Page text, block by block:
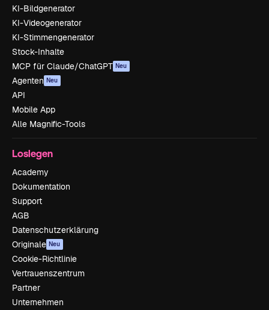
KI-Bildgenerator
KI-Videogenerator
KI-Stimmengenerator
Stock-Inhalte
MCP für Claude/ChatGPT Neu
Agenten Neu
API
Mobile App
Alle Magnific-Tools
Loslegen
Academy
Dokumentation
Support
AGB
Datenschutzerklärung
Originale Neu
Cookie-Richtlinie
Vertrauenszentrum
Partner
Unternehmen